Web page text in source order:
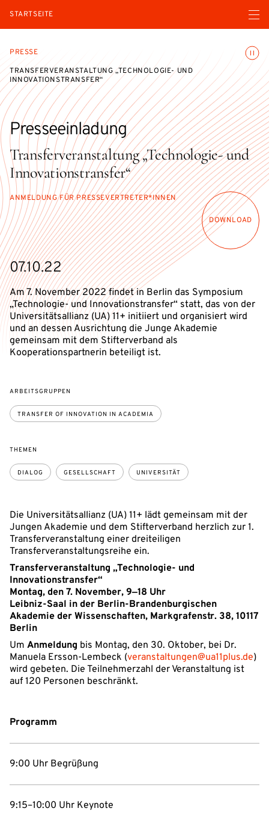
STARTSEITE Menü
PRESSE
TRANSFERVERANSTALTUNG „TECHNOLOGIE- UND
INNOVATIONSTRANSFER“
Transferveranstaltung „Technologie- und
Innovationstransfer“
Presseeinladung
DOWNLOAD
ANMELDUNG FÜR PRESSEVERTRETER*INNEN
07.10.22
Am 7. November 2022 findet in Berlin das Symposium
„Technologie- und Innovationstransfer“ statt, das von der
Universitätsallianz (UA) 11+ initiiert und organisiert wird
und an dessen Ausrichtung die Junge Akademie
gemeinsam mit dem Stifterverband als
Kooperationspartnerin beteiligt ist.
ARBEITSGRUPPEN
TRANSFER OF INNOVATION IN ACADEMIA
THEMEN
DIALOG GESELLSCHAFT UNIVERSITÄT
Die Universitätsallianz (UA) 11+ lädt gemeinsam mit der
Jungen Akademie und dem Stifterverband herzlich zur 1.
Transferveranstaltung einer dreiteiligen
Transferveranstaltungsreihe ein.
Transferveranstaltung „Technologie- und
Innovationstransfer“
Montag, den 7. November, 9‒18 Uhr
Leibniz-Saal in der Berlin-Brandenburgischen
Akademie der Wissenschaften, Markgrafenstr. 38, 10117
Berlin
Um Anmeldung bis Montag, den 30. Oktober, bei Dr.
Manuela Ersson-Lembeck (veranstaltungen@ua11plus.de)
wird gebeten. Die Teilnehmerzahl der Veranstaltung ist
auf 120 Personen beschränkt.
Programm
9:00 Uhr Begrüßung
9:15–10:00 Uhr Keynote